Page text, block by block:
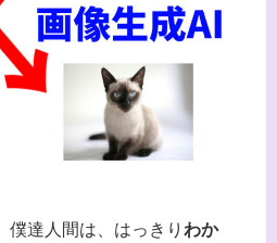
、僕達人間は、はっきり わか